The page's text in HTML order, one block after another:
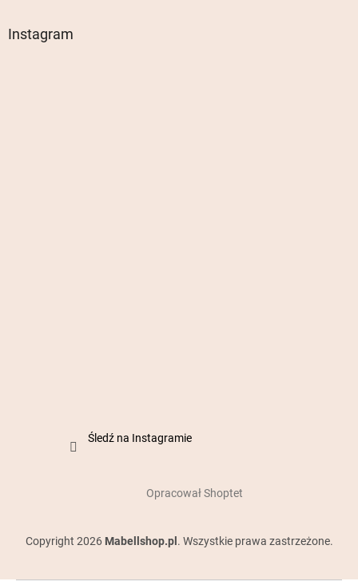
Instagram
Śledź na Instagramie
Opracował Shoptet
Copyright 2026 Mabellshop.pl . Wszystkie prawa zastrzeżone.